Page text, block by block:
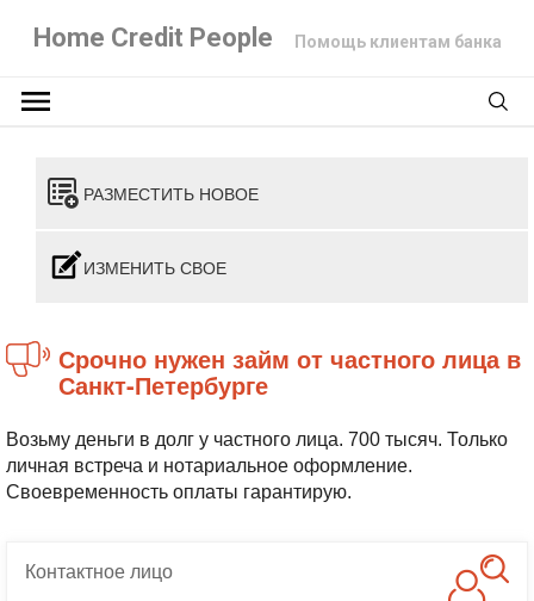
Home Credit People Помощь клиентам банка
РАЗМЕСТИТЬ НОВОЕ
ИЗМЕНИТЬ СВОЕ
Срочно нужен займ от частного лица в
Санкт-Петербурге
Возьму деньги в долг у частного лица. 700 тысяч. Только
личная встреча и нотариальное оформление.
Своевременность оплаты гарантирую.
Контактноелицо